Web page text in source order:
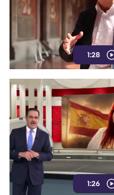
1:28
1:26